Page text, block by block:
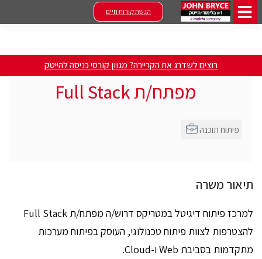
הגשת קורות חיים
רוצים לשדרג את הקריירה? מגוון קורסי כניסה להייטק
מפתח/ת Full Stack
תיאור משרה
למרכז פיתוח דיגיטל במטריקס דרוש/ה מפתח/ת Full Stack
להצטרפות לצוות פיתוח טכנולוגי, העוסק בפיתוח מערכות
מתקדמות בסביבת Web ו-Cloud.